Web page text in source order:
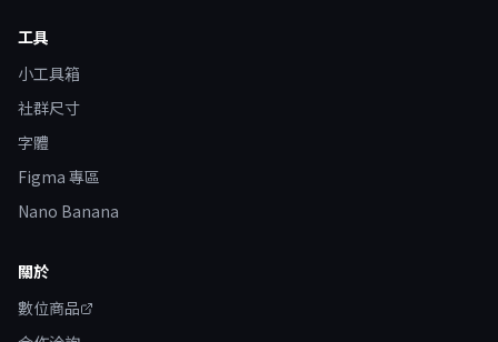
工具
小工具箱
社群尺寸
字體
Figma 專區
Nano Banana
關於
數位商品